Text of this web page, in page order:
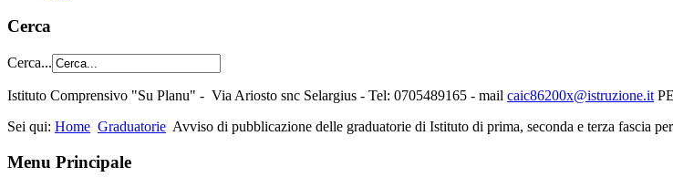
Cerca
Cerca...
Istituto Comprensivo "Su Planu" - Via Ariosto snc Selargius - Tel: 0705489165 - mail caic86200x@istruzione.it
Sei qui: Home Graduatorie Avviso di pubblicazione delle graduatorie di Istituto di prima, seconda e terza fascia
Menu Principale